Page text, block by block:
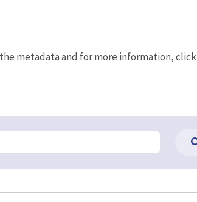
metadata and for more information, click